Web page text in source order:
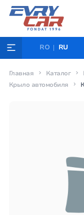
RO RU
Главная Каталог
Крыло автомобиля